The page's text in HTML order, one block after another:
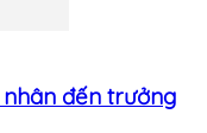
nhân đến trưởng